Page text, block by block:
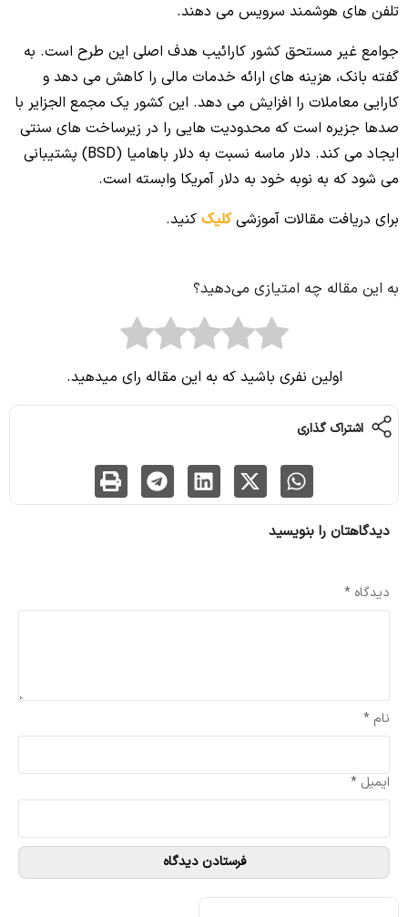
تلفن های هوشمند سرویس می دهند.
جوامع غیر مستحق کشور کارائیب هدف اصلی این طرح است. به
گفته بانک، هزینه های ارائه خدمات مالی را کاهش می دهد و
کارایی معاملات را افزایش می دهد. این کشور یک مجمع الجزایر با
صدها جزیره است که محدودیت هایی را در زیرساخت های سنتی
ایجاد می کند. دلار ماسه نسبت به دلار باهامیا (BSD) پشتیبانی
می شود که به نوبه خود به دلار آمریكا وابسته است.
برای دریافت مقالات آموزشیکلیک کنید.
به این مقاله چه امتیازی می‌دهید؟
اولین نفری باشید که به این مقاله رای میدهید.
اشتراک گذاری
دیدگاهتان را بنویسید
دیدگاه *
نام *
ایمیل *